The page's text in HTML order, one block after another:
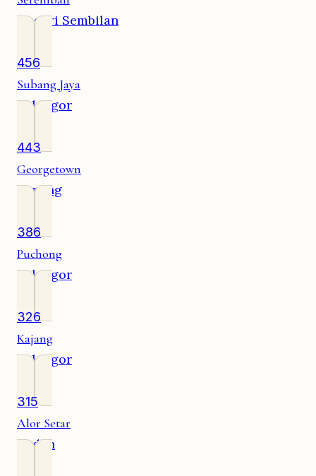
Negeri Sembilan
456
Subang Jaya
Selangor
443
Georgetown
Penang
386
Puchong
Selangor
326
Kajang
Selangor
315
Alor Setar
Kedah